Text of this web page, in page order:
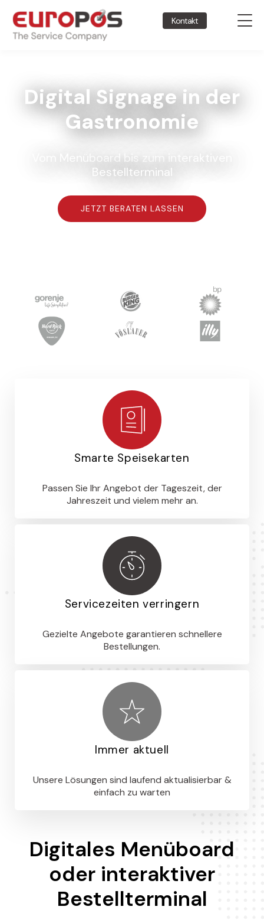
Kontakt
Digital Signage in der
Gastronomie
Vom Menüboard bis zum interaktiven
Bestellterminal
JETZT BERATEN LASSEN
Smarte Speisekarten
Passen Sie Ihr Angebot der Tageszeit, der
Jahreszeit und vielem mehr an.
Servicezeiten verringern
Gezielte Angebote garantieren schnellere
Bestellungen.
Immer aktuell
Unsere Lösungen sind laufend aktualisierbar &
einfach zu warten
Digitales Menüboard
oder interaktiver
Bestellterminal